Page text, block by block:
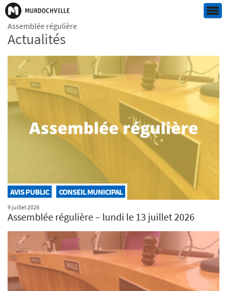
Assemblée régulière
Actualités
AVIS PUBLIC CONSEIL MUNICIPAL
9 juillet 2026
Assemblée régulière – lundi le 13 juillet 2026